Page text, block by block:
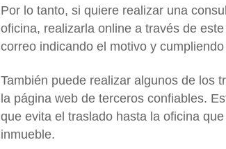
Por lo tanto, si quiere realizar una
oficina, realizarla online a través de
correo indicando el motivo y
También puede realizar algunos de los
la página web de terceros confiables.
que evita el traslado hasta la oficina
inmueble.